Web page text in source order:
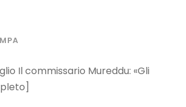
Il commissario Mureddu: «Gli